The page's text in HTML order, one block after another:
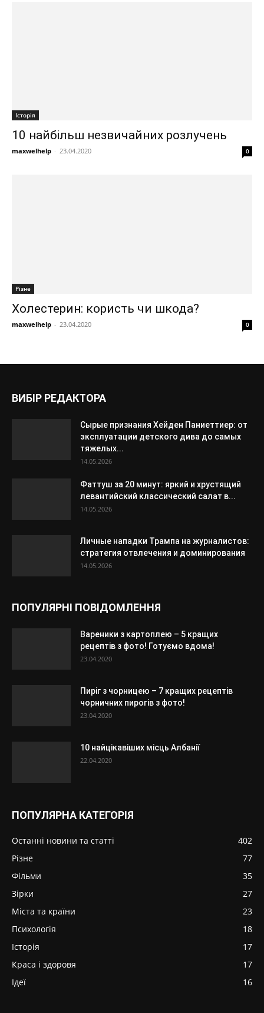
Історія
10 найбільш незвичайних розлучень
maxwelhelp - 23.04.2020 0
Різне
Холестерин: користь чи шкода?
maxwelhelp - 23.04.2020 0
ВИБІР РЕДАКТОРА
Сырые признания Хейден Паниеттиер: от
эксплуатации детского дива до самых
тяжелых...
14.05.2026
Фаттуш за 20 минут: яркий и хрустящий
левантийский классический салат в...
14.05.2026
Личные нападки Трампа на журналистов:
стратегия отвлечения и доминирования
14.05.2026
ПОПУЛЯРНІ ПОВІДОМЛЕННЯ
Вареники з картоплею – 5 кращих
рецептів з фото! Готуємо вдома!
23.04.2020
Пиріг з чорницею – 7 кращих рецептів
чорничних пирогів з фото!
23.04.2020
10 найцікавіших місць Албанії
22.04.2020
ПОПУЛЯРНА КАТЕГОРІЯ
Останні новини та статті
402
Різне
77
Фільми
35
Зірки
27
Міста та країни
23
Психологія
18
Історія
17
Краса і здоровя
17
Ідеї
16